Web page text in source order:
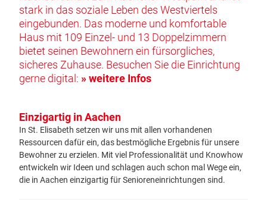
stark in das soziale Leben des Westviertels
eingebunden. Das moderne und komfortable
Haus mit 109 Einzel- und 13 Doppelzimmern
bietet seinen Bewohnern ein fürsorgliches,
sicheres Zuhause. Besuchen Sie die Einrichtung
gerne digital: » weitere Infos
Einzigartig in Aachen
In St. Elisabeth setzen wir uns mit allen vorhandenen
Ressourcen dafür ein, das bestmögliche Ergebnis für unsere
Bewohner zu erzielen. Mit viel Professionalität und Knowhow
entwickeln wir Ideen und schlagen auch schon mal Wege ein,
die in Aachen einzigartig für Senioreneinrichtungen sind.